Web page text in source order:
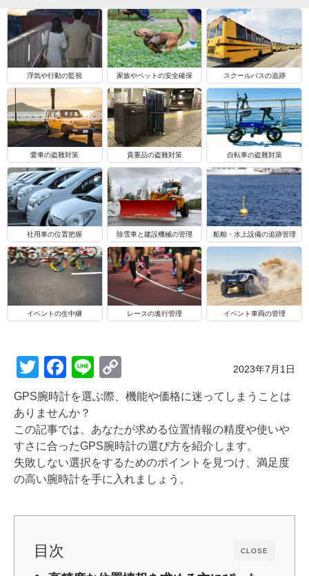
浮気や行動の監視 家族やペットの安全確保 スクールバスの追跡
愛車の盗難対策 貴重品の盗難対策 自転車の盗難対策
社用車の位置把握 除雪車と建設機械の管理 船舶・水上設備の追跡管理
イベントの生中継 レースの進行管理 イベント車両の管理
2023年7月1日
T
wi
tt
er
F
a
c
e
b
o
k
Li
n
o
y
Li
n
GPS腕時計を選ぶ際、機能や価格に迷ってしまうことは
ありませんか？
この記事では、あなたが求める位置情報の精度や使いや
すさに合ったGPS腕時計の選び方を紹介します。
失敗しない選択をするためのポイントを見つけ、満足度
の高い腕時計を手に入れましょう。
CLOSE
目次